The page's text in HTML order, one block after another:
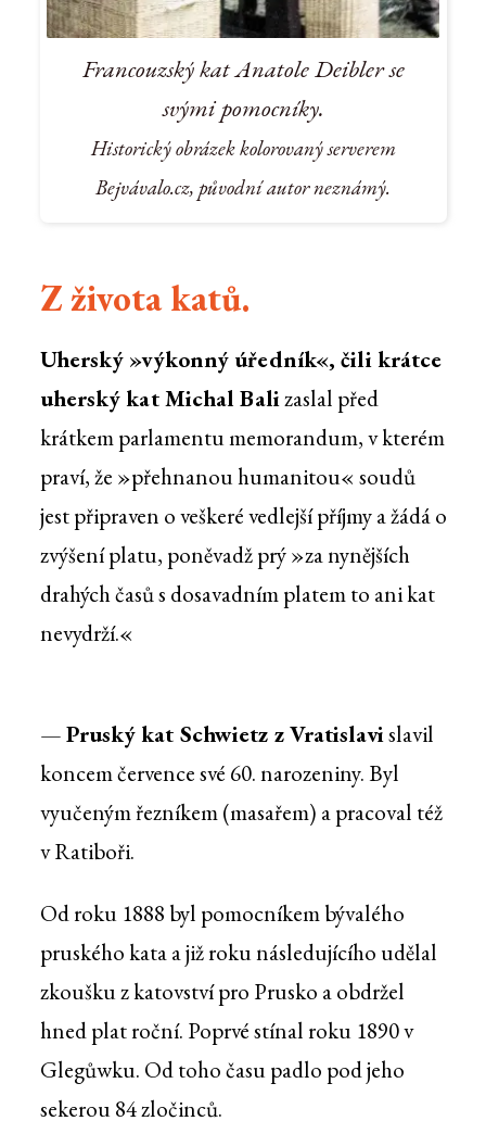
Francouzský kat Anatole Deibler se
svými pomocníky.
Historický obrázek kolorovaný serverem
Bejvávalo.cz, původní autor neznámý.
Z života katů.
Uherský »výkonný úředník«, čili krátce
uherský kat Michal Balizaslal před
krátkem parlamentu memorandum, v kterém
praví, že »přehnanou humanitou« soudů
jest připraven o veškeré vedlejší příjmy a žádá o
zvýšení platu, poněvadž prý »za nynějších
drahých časů s dosavadním platem to ani kat
nevydrží.«
—Pruský kat Schwietz z Vratislavislavil
koncem července své 60. narozeniny. Byl
vyučeným řezníkem (masařem) a pracoval též
v Ratiboři.
Od roku 1888 byl pomocníkem bývalého
pruského kata a již roku následujícího udělal
zkoušku z katovství pro Prusko a obdržel
hned plat roční. Poprvé stínal roku 1890 v
Glegůwku. Od toho času padlo pod jeho
sekerou 84 zločinců.